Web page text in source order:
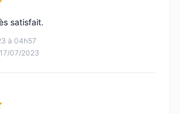
5
à 04h57
07/2023
satisfait.
5